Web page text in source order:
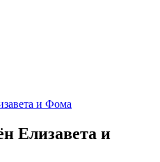
и Фома
Елизавета и